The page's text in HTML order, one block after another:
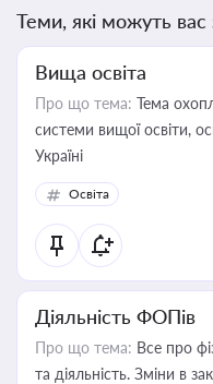
Теми, які можуть вас
Вища освіта
Про що тема: Тема
системи вищої освіти,
Україні
Освіта
Діяльність ФОПів
Про що тема: Все про
та діяльність. Зміни в